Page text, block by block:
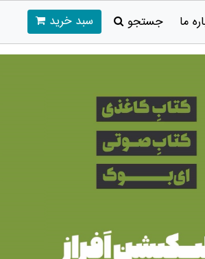
ما جستجو سبد خرید